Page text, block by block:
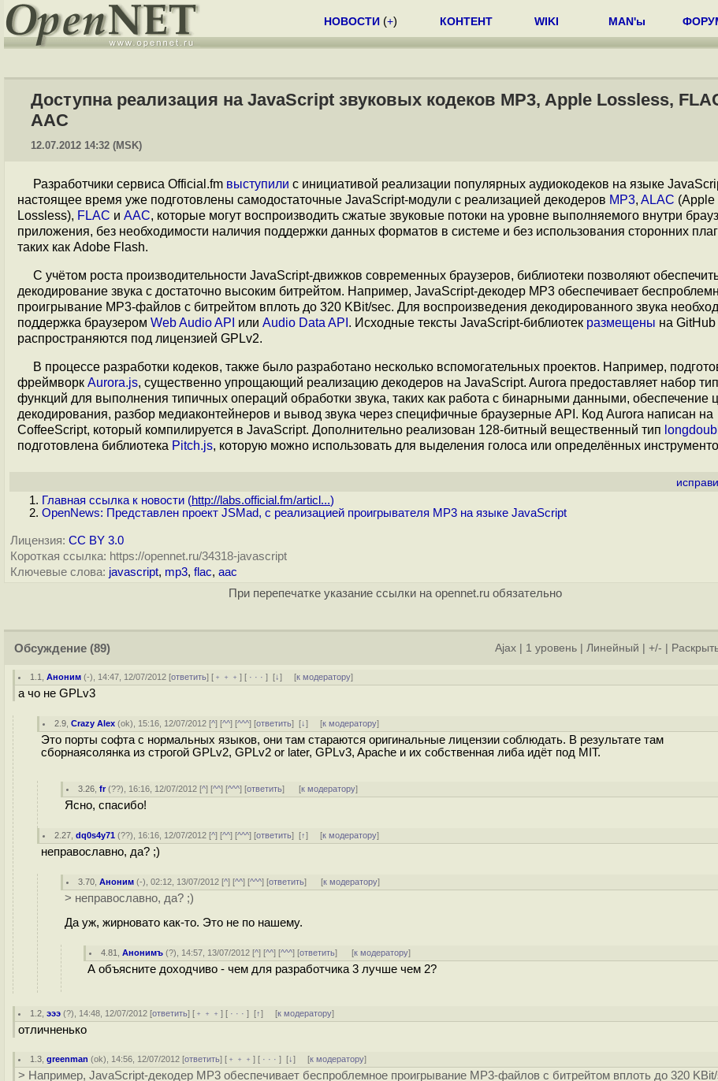
НОВОСТИ (+) КОНТЕНТ WIKI MAN'ы
Доступна реализация на JavaScript звуковых кодеков MP3, Apple Lossless,
AAC
12.07.2012 14:32 (MSK)
Разработчики сервиса Official.fm выступили с инициативой реализации популярных аудиокодеков на языке
настоящее время уже подготовлены самодостаточные JavaScript-модули с реализацией декодеров MP3, ALAC (Apple
Lossless), FLAC и AAC, которые могут воспроизводить сжатые звуковые потоки на уровне выполняемого внутри
приложения, без необходимости наличия поддержки данных форматов в системе и без использования сторонних
таких как Adobe Flash.
С учётом роста производительности JavaScript-движков современных браузеров, библиотеки позволяют
декодирование звука с достаточно высоким битрейтом. Например, JavaScript-декодер MP3 обеспечивает
проигрывание MP3-файлов с битрейтом вплоть до 320 KBit/sec. Для воспроизведения декодированного звука
поддержка браузером Web Audio API или Audio Data API . Исходные тексты JavaScript-библиотек размещены на GitHub
распространяются под лицензией GPLv2.
В процессе разработки кодеков, также было разработано несколько вспомогательных проектов. Например,
фреймворк Aurora.js, существенно упрощающий реализацию декодеров на JavaScript. Aurora предоставляет набор
функций для выполнения типичных операций обработки звука, таких как работа с бинарными данными, обеспечение
декодирования, разбор медиаконтейнеров и вывод звука через специфичные браузерные API. Код Aurora написан на
CoffeeScript, который компилируется в JavaScript. Дополнительно реализован 128-битный вещественный тип
подготовлена библиотека Pitch.js, которую можно использовать для выделения голоса или определённых
Главная ссылка к новости (http://labs.official.fm/articl...)
OpenNews: Представлен проект JSMad, с реализацией проигрывателя MP3 на языке JavaScript
Лицензия: CC BY 3.0
Короткая ссылка: https://opennet.ru/34318-javascript
Ключевые слова: javascript, mp3, flac, aac
При перепечатке указание ссылки на opennet.ru обязательно
Обсуждение (89) Ajax 1 уровень Линейный +/-
1.1 ,Аноним (-), 14:47, 12/07/2012 [ответить] [ ﹢﹢﹢] [ · · ·][↓] [к модератору]
а чо не GPLv3
2.9 ,Crazy Alex (ok), 15:16, 12/07/2012 [^] [^^] [^^^] [ответить][↓] [к модератору]
Это порты софта с нормальных языков, они там стараются оригинальные лицензии соблюдать. В результате там
сборнаясолянка из строгой GPLv2, GPLv2 or later, GPLv3, Apache и их собственная либа идёт под MIT.
3.26 ,fr(??), 16:16, 12/07/2012 [^] [^^] [^^^] [ответить] [к модератору]
Ясно, спасибо!
2.27 ,dq0s4y71 (??), 16:16, 12/07/2012 [^] [^^] [^^^] [ответить][↑] [к модератору]
неправославно, да? ;)
3.70 ,Аноним (-), 02:12, 13/07/2012 [^] [^^] [^^^] [ответить] [к модератору]
> неправославно, да? ;)
Да уж, жирновато как-то. Это не по нашему.
4.81 ,Анонимъ (?), 14:57, 13/07/2012 [^] [^^] [^^^] [ответить] [к модератору]
А объясните доходчиво - чем для разработчика 3 лучше чем 2?
1.2 ,эээ (?), 14:48, 12/07/2012 [ответить] [ ﹢﹢﹢] [ · · ·][↑] [к модератору]
отличненько
1.3 ,greenman (ok), 14:56, 12/07/2012 [ответить] [ ﹢﹢﹢] [ · · ·][↓] [к модератору]
> Например, JavaScript-декодер MP3 обеспечивает беспроблемное проигрывание MP3-файлов с битрейтом вплоть до 320